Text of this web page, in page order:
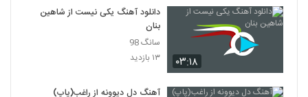
امین رفیعی آهنگ آخر هفته
5315
۳۱۵ بازدید
۰۳:۱۸
دانلود آهنگ یکی نیست از شاهین
بنان
سانگ 98
۱۳ بازدید
آهنگ دل دیوونه از راغب(پاپ)